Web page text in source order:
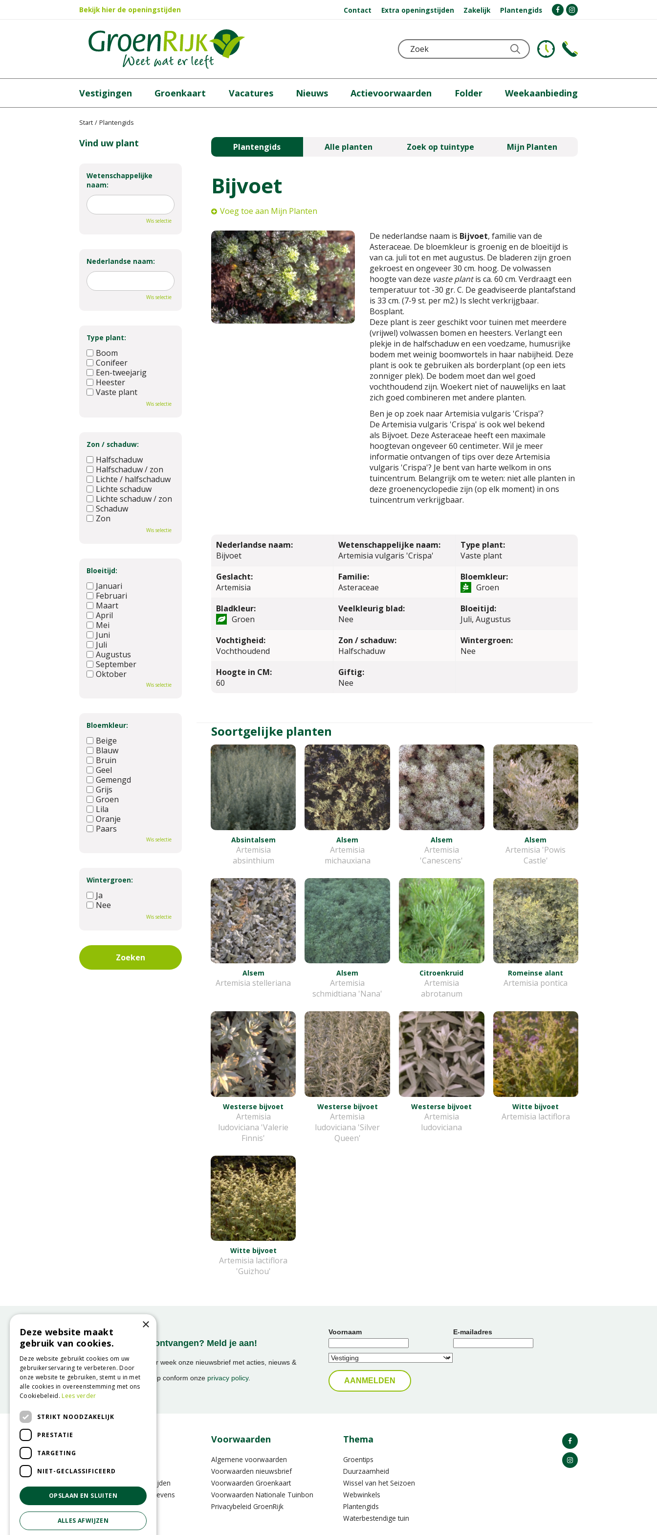
Start Plantengids
Bekijk hier de openingstijden Contact Extra openingstijden Zakelijk Plantengids
Vestigingen Groenkaart Vacatures Nieuws Actievoorwaarden Folder Weekaanbieding
Plantengids Alle planten Zoek op tuintype Mijn Planten
Bijvoet
Voeg toe aan Mijn Planten
De nederlandse naam is Bijvoet, familie van de
Asteraceae. De bloemkleur is groenig en de bloeitijd is
van ca. juli tot en met augustus. De bladeren zijn groen
gekroest en ongeveer 30 cm. hoog. De volwassen
hoogte van deze vaste plantis ca. 60 cm. Verdraagt een
temperatuur tot -30 gr. C. De geadviseerde plantafstand
is 33 cm. (7-9 st. per m2.) Is slecht verkrijgbaar.
Bosplant.
Deze plant is zeer geschikt voor tuinen met meerdere
(vrijwel) volwassen bomen en heesters. Verlangt een
plekje in de halfschaduw en een voedzame, humusrijke
bodem met weinig boomwortels in haar nabijheid. Deze
plant is ook te gebruiken als borderplant (op een iets
zonniger plek). De bodem moet dan wel goed
vochthoudend zijn. Woekert niet of nauwelijks en laat
zich goed combineren met andere planten.
Ben je op zoek naar Artemisia vulgaris 'Crispa'?
De Artemisia vulgaris 'Crispa' is ook wel bekend
als Bijvoet. Deze Asteraceae heeft een maximale
hoogtevan ongeveer 60 centimeter. Wil je meer
informatie ontvangen of tips over deze Artemisia
vulgaris 'Crispa'? Je bent van harte welkom in ons
tuincentrum. Belangrijk om te weten: niet alle planten in
deze groenencyclopedie zijn (op elk moment) in ons
tuincentrum verkrijgbaar.
Nederlandse naam:
Bijvoet
Wetenschappelijke naam:
Artemisia vulgaris 'Crispa'
Type plant:
Vaste plant
Geslacht:
Artemisia
Familie:
Asteraceae
Bloemkleur:
Groen
Bladkleur:
Groen
Veelkleurig blad:
Nee
Bloeitijd:
Juli, Augustus
Vochtigheid:
Vochthoudend
Zon / schaduw:
Halfschaduw
Wintergroen:
Nee
Hoogte in CM:
60
Giftig:
Nee
Soortgelijke planten
Absintalsem
Artemisia
absinthium
Alsem
Artemisia
michauxiana
Alsem
Artemisia
'Canescens'
Alsem
Artemisia 'Powis
Castle'
Alsem
Artemisia stelleriana
Alsem
Artemisia
schmidtiana 'Nana'
Citroenkruid
Artemisia
abrotanum
Romeinse alant
Artemisia pontica
Westerse bijvoet
Artemisia
ludoviciana 'Valerie
Finnis'
Westerse bijvoet
Artemisia
ludoviciana 'Silver
Queen'
Westerse bijvoet
Artemisia
ludoviciana
Witte bijvoet
Artemisia lactiflora
Witte bijvoet
Artemisia lactiflora
'Guizhou'
Vind uw plant
Wetenschappelijke
naam:
Wis selectie
Nederlandse naam:
Wis selectie
Type plant:
Boom
Conifeer
Een-tweejarig
Heester
Vaste plant
Wis selectie
Zon / schaduw:
Halfschaduw
Halfschaduw / zon
Lichte / halfschaduw
Lichte schaduw
Lichte schaduw / zon
Schaduw
Zon
Wis selectie
Bloeitijd:
Januari
Februari
Maart
April
Mei
Juni
Juli
Augustus
September
Oktober
Wis selectie
Bloemkleur:
Beige
Blauw
Bruin
Geel
Gemengd
Grijs
Groen
Lila
Oranje
Paars
Wis selectie
Wintergroen:
Ja
Nee
Wis selectie
Onze nieuwsbrief ontvangen? Meld je aan!
Ontvang ongeveer 1x per week onze nieuwsbrief met acties, nieuws &
activiteiten!
We slaan uw gegevens op conform onze privacy policy.
Voornaam E-mailadres
Zakelijk
Vestigingen & Openingstijden
Contactinformatie & Gegevens
GRS-Platform
Voorwaarden
Algemene voorwaarden
Voorwaarden nieuwsbrief
Voorwaarden Groenkaart
Voorwaarden Nationale Tuinbon
Privacybeleid GroenRijk
Thema
Groentips
Duurzaamheid
Wissel van het Seizoen
Webwinkels
Plantengids
Waterbestendige tuin
×
Deze website maakt
gebruik van cookies.
Deze website gebruikt cookies om uw
gebruikerservaring te verbeteren. Door
onze website te gebruiken, stemt u in met
alle cookies in overeenstemming met ons
Cookiebeleid.Lees verder
STRIKT NOODZAKELIJK
PRESTATIE
TARGETING
NIET-GECLASSIFICEERD
OPSLAAN EN SLUITEN
ALLES AFWIJZEN